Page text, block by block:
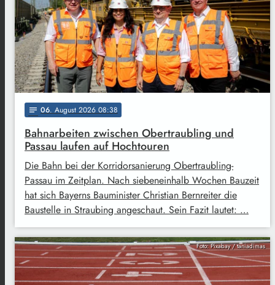
notes 06. August 2026 08:38
Bahnarbeiten zwischen Obertraubling und
Passau laufen auf Hochtouren
Die Bahn bei der Korridorsanierung Obertraubling-
Passau im Zeitplan. Nach siebeneinhalb Wochen Bauzeit
hat sich Bayerns Bauminister Christian Bernreiter die
Baustelle in Straubing angeschaut. Sein Fazit lautet: …
Foto: Pixabay / taniadimas